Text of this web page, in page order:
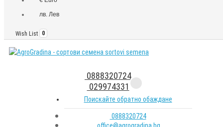
лв. Лев
Wish List 0
0888320724
029974331
Поискайте обратно обаждане
0888320724